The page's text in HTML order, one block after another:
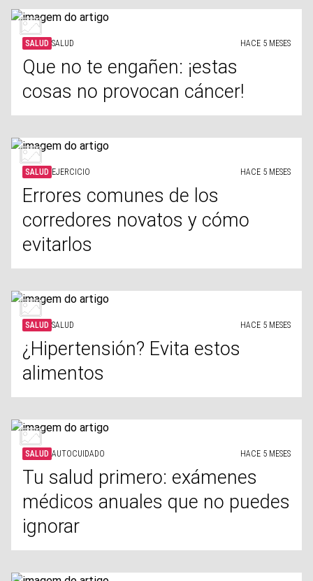
SALUD SALUD HACE 5 MESES
Que no te engañen: ¡estas
cosas no provocan cáncer!
SALUD EJERCICIO HACE 5 MESES
Errores comunes de los
corredores novatos y cómo
evitarlos
SALUD SALUD HACE 5 MESES
¿Hipertensión? Evita estos
alimentos
SALUD AUTOCUIDADO HACE 5 MESES
Tu salud primero: exámenes
médicos anuales que no puedes
ignorar